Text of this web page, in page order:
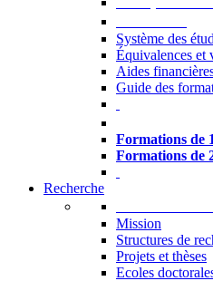
Système des
Équivalences et
Aides
Guide des
Formations de
Formations de
Recherche
Mission
Structures de
Projets et thèses
Ecoles